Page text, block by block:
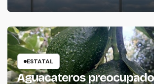
ESTATAL
Aguacateros